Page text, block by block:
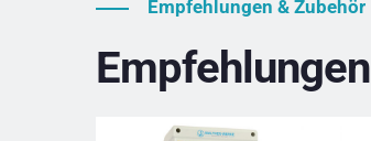
Empfehlungen & Zubehör
Empfehlungen